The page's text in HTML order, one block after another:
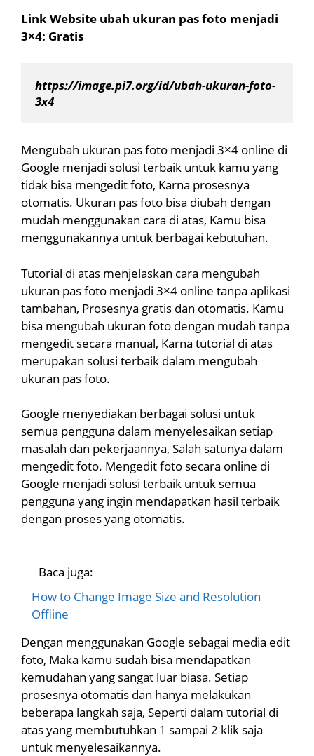
Link Website ubah ukuran pas foto menjadi
3×4: Gratis
https://image.pi7.org/id/ubah-ukuran-foto-
3x4
Mengubah ukuran pas foto menjadi 3×4 online di
Google menjadi solusi terbaik untuk kamu yang
tidak bisa mengedit foto, Karna prosesnya
otomatis. Ukuran pas foto bisa diubah dengan
mudah menggunakan cara di atas, Kamu bisa
menggunakannya untuk berbagai kebutuhan.
Tutorial di atas menjelaskan cara mengubah
ukuran pas foto menjadi 3×4 online tanpa aplikasi
tambahan, Prosesnya gratis dan otomatis. Kamu
bisa mengubah ukuran foto dengan mudah tanpa
mengedit secara manual, Karna tutorial di atas
merupakan solusi terbaik dalam mengubah
ukuran pas foto.
Google menyediakan berbagai solusi untuk
semua pengguna dalam menyelesaikan setiap
masalah dan pekerjaannya, Salah satunya dalam
mengedit foto. Mengedit foto secara online di
Google menjadi solusi terbaik untuk semua
pengguna yang ingin mendapatkan hasil terbaik
dengan proses yang otomatis.
Baca juga:
How to Change Image Size and Resolution
Offline
Dengan menggunakan Google sebagai media edit
foto, Maka kamu sudah bisa mendapatkan
kemudahan yang sangat luar biasa. Setiap
prosesnya otomatis dan hanya melakukan
beberapa langkah saja, Seperti dalam tutorial di
atas yang membutuhkan 1 sampai 2 klik saja
untuk menyelesaikannya.